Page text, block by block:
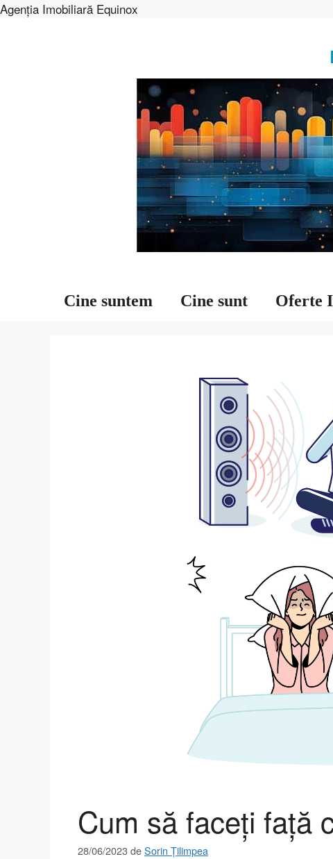
Agenția Imobiliară Equinox
Cine suntem Cine sunt Oferte
Cum să faceți față
28/06/2023deSorin Țilimpea